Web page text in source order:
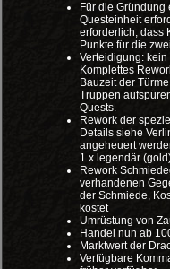
Für die
Questeinheit
erforderlich, dass
Punkte für die
Verteidigung:
Komplettes
Bauzeit der
Truppen
Quests.
Rework der
Details siehe
angeheuert
1 x legendär
Rework
verhandenen
der Schmiede,
kostet
Umrüstung von
Handel nun ab
Marktwert der
Verfügbare